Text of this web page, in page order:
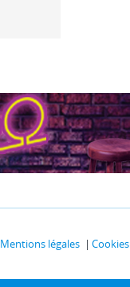
Mentions légales Cookies